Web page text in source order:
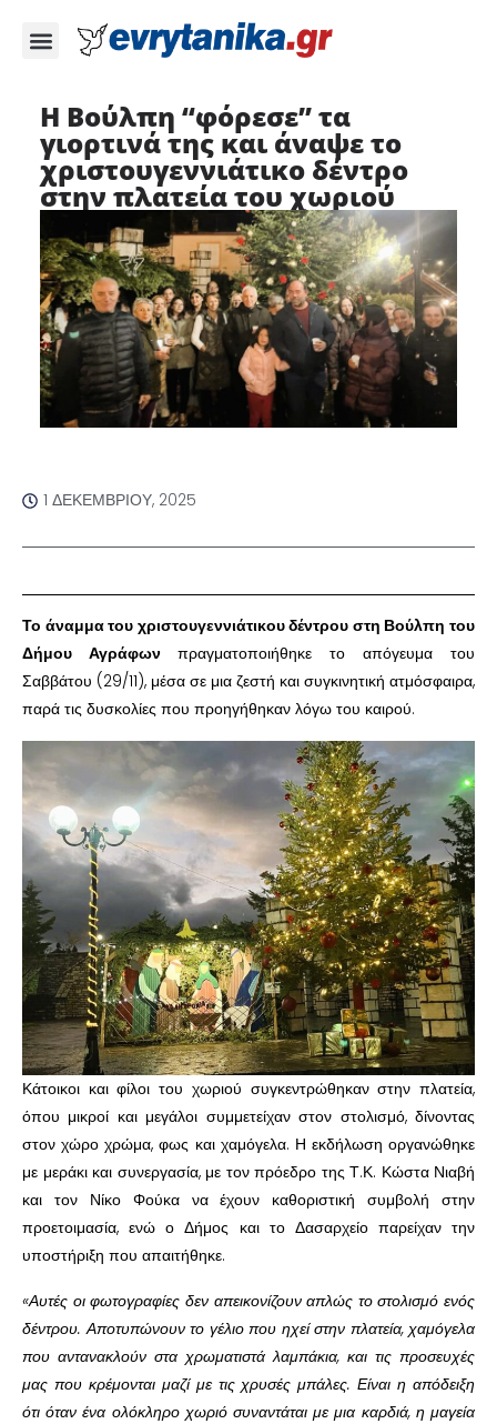
Η Βούλπη “φόρεσε” τα
γιορτινά της και άναψε το
χριστουγεννιάτικο δέντρο
στην πλατεία του χωριού
1 ΔΕΚΕΜΒΡΊΟΥ, 2025
Το άναμμα του χριστουγεννιάτικου δέντρου στη Βούλπη του
Δήμου Αγράφων πραγματοποιήθηκε το απόγευμα του
Σαββάτου (29/11), μέσα σε μια ζεστή και συγκινητική ατμόσφαιρα,
παρά τις δυσκολίες που προηγήθηκαν λόγω του καιρού.
Κάτοικοι και φίλοι του χωριού συγκεντρώθηκαν στην πλατεία,
όπου μικροί και μεγάλοι συμμετείχαν στον στολισμό, δίνοντας
στον χώρο χρώμα, φως και χαμόγελα. Η εκδήλωση οργανώθηκε
με μεράκι και συνεργασία, με τον πρόεδρο της Τ.Κ. Κώστα Νιαβή
και τον Νίκο Φούκα να έχουν καθοριστική συμβολή στην
προετοιμασία, ενώ ο Δήμος και το Δασαρχείο παρείχαν την
υποστήριξη που απαιτήθηκε.
«Αυτές οι φωτογραφίες δεν απεικονίζουν απλώς το στολισμό ενός
δέντρου. Αποτυπώνουν το γέλιο που ηχεί στην πλατεία, χαμόγελα
που αντανακλούν στα χρωματιστά λαμπάκια, και τις προσευχές
μας που κρέμονται μαζί με τις χρυσές μπάλες. Είναι η απόδειξη
ότι όταν ένα ολόκληρο χωριό συναντάται με μια καρδιά, η μαγεία